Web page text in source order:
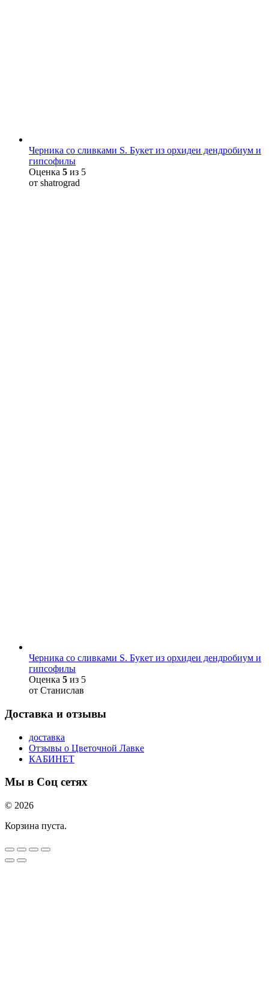
Черника со сливками S. Букет из орхидеи дендробиум и
гипсофилы
Оценка 5 из 5
от shatrograd
Черника со сливками S. Букет из орхидеи дендробиум и
гипсофилы
Оценка 5 из 5
от Станислав
Доставка и отзывы
доставка
Отзывы о Цветочной Лавке
КАБИНЕТ
Мы в Соц сетях
© 2026
Корзина пуста.